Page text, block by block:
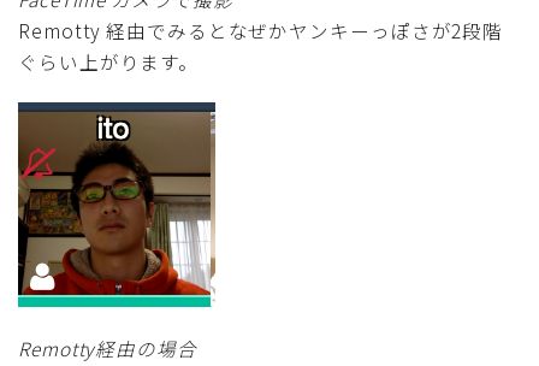
Remotty 経由でみるとなぜかヤンキーっぽさが2段階
ぐらい上がります。
Remotty経由の場合